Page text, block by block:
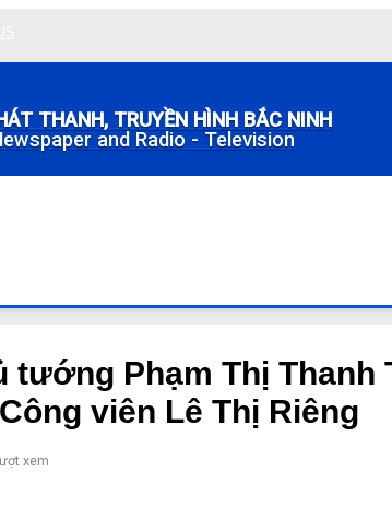
THANH, TRUYỀN HÌNH BẮC NINH
and Radio - Television
tướng Phạm Thị
viên Lê Thị Riêng
lượt xem